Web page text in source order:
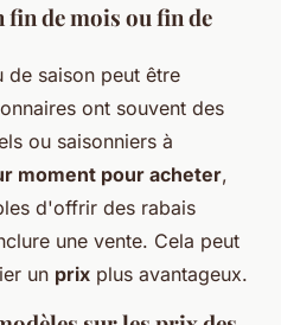
fin de mois ou fin de
de saison peut être
ont souvent des
ou saisonniers à
moment pour acheter,
d'offrir des rabais
une vente. Cela peut
un prix plus avantageux.